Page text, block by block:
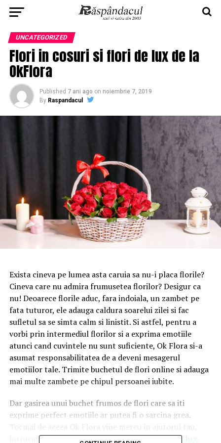
UNCATEGORIZED
Flori in cosuri si flori de lux de la
OkFlora
Published 7 ani ago on noiembrie 7, 2019
By Raspandacul
Exista cineva pe lumea asta caruia sa nu-i placa florile?
Cineva care nu admira frumusetea florilor? Desigur ca
nu! Deoarece florile aduc, fara indoiala, un zambet pe
fata tuturor, ele adauga caldura soarelui zilei si fac
sufletul sa se simta calm si linistit. Si astfel, pentru a
vorbi prin intermediul florilor si a exprima emotiile
atunci cand cuvintele nu sunt suficiente, Ok Flora si-a
asumat responsabilitatea de a deveni mesagerul
emotiilor tale. Trimite buchetul de flori online si adauga
mai multe zambete pe chipul persoanei iubite.
Dar gasirea unui buchet frumos de flori care sa iti
exprime perfect emotiile ar putea fi o sarcina grea.
intrucat poti alege din intreaga gama deflori de lux